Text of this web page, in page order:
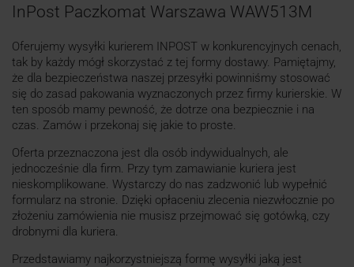
InPost Paczkomat Warszawa WAW513M
Oferujemy wysyłki kurierem INPOST w konkurencyjnych cenach,
tak by każdy mógł skorzystać z tej formy dostawy. Pamiętajmy,
że dla bezpieczeństwa naszej przesyłki powinniśmy stosować
się do zasad pakowania wyznaczonych przez firmy kurierskie. W
ten sposób mamy pewność, że dotrze ona bezpiecznie i na
czas. Zamów i przekonaj się jakie to proste.
Oferta przeznaczona jest dla osób indywidualnych, ale
jednocześnie dla firm. Przy tym zamawianie kuriera jest
nieskomplikowane. Wystarczy do nas zadzwonić lub wypełnić
formularz na stronie. Dzięki opłaceniu zlecenia niezwłocznie po
złożeniu zamówienia nie musisz przejmować się gotówką, czy
drobnymi dla kuriera.
Przedstawiamy najkorzystniejszą formę wysyłki jaką jest